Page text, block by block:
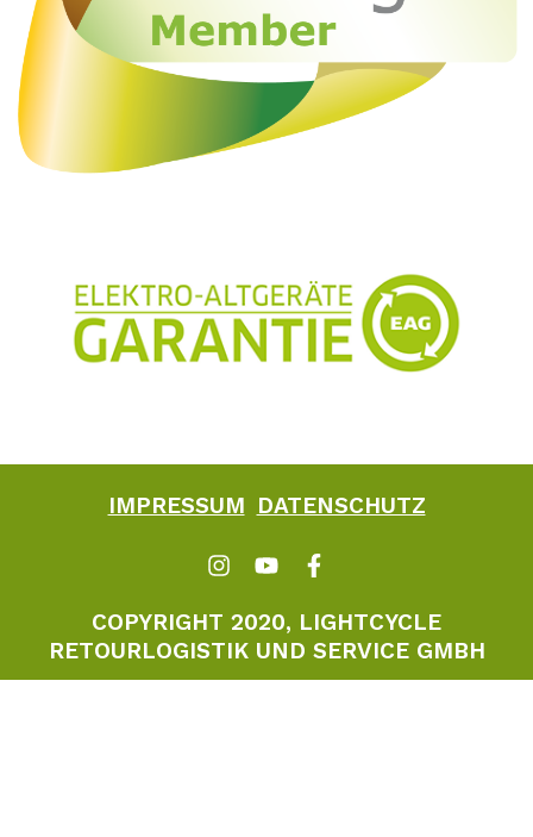
IMPRESSUM DATENSCHUTZ
COPYRIGHT 2020, LIGHTCYCLE
RETOURLOGISTIK UND SERVICE GMBH